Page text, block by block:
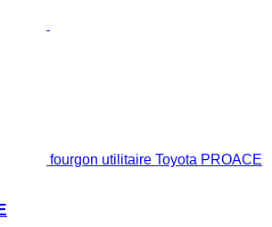
fourgon utilitaire Toyota PROACE